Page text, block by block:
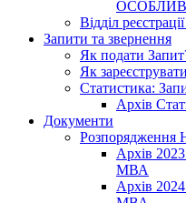
Відділ
Запити та звернення
Як подати
Як
Статистика:
Архів
Документи
Розпорядження
Архів
МВА
Архів